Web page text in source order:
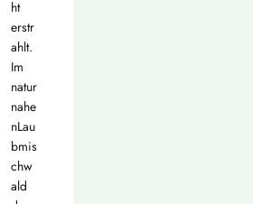
ht
erstr
ahlt.
Im
natur
nahe
nLau
bmis
chw
ald